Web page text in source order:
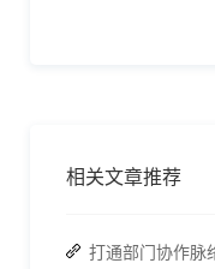
相关文章推荐